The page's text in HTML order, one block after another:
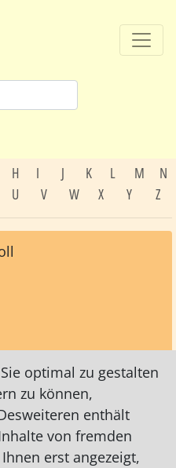
H I J K L M
N
U V W X Y Z
|AGB
optimal zu gestalten
zu können,
enthält
von fremden
erst angezeigt,